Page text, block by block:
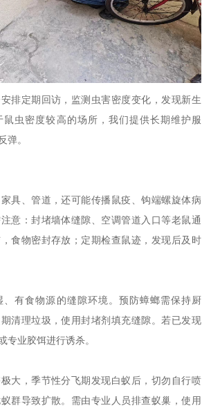
排定期回访，监测虫害密度变化，发现新生
鼠虫密度较高的场所，我们提供长期维护服
弹。
具、管道，还可能传播鼠疫、钩端螺旋体病
意：封堵墙体缝隙、空调管道入口等老鼠通
食物密封存放；定期检查鼠迹，发现后及时
、有食物源的缝隙环境。预防蟑螂需保持厨
清理垃圾，使用封堵剂填充缝隙。若已发现
专业胶饵进行诱杀。
大，季节性分飞期发现白蚁后，切勿自行喷
群导致扩散。需由专业人员排查蚁巢，使用